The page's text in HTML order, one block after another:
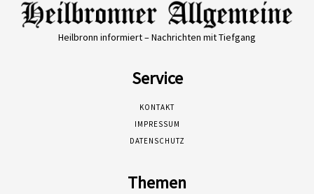
Heilbronn informiert – Nachrichten mit Tiefgang
Service
KONTAKT
IMPRESSUM
DATENSCHUTZ
Themen